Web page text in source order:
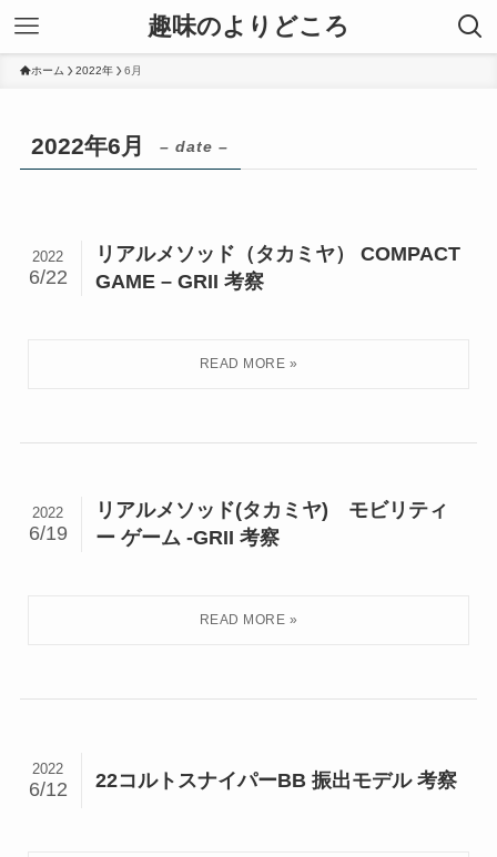
趣味のよりどころ
ホーム 2022年 6月
2022年6月 – date –
リアルメソッド（タカミヤ） COMPACT
GAME – GRII 考察
2022
6/22
リアルメソッド(タカミヤ) モビリティ
ー ゲーム -GRII 考察
2022
6/19
22コルトスナイパーBB 振出モデル 考察
2022
6/12